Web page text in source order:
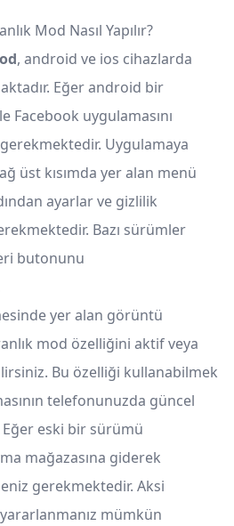
Mod Nasıl Yapılır?
, android ve ios cihazlarda
Eğer android bir
Facebook uygulamasını
Uygulamaya
üst kısımda yer alan menü
ayarlar ve gizlilik
Bazı sürümler
butonunu
yer alan görüntü
mod özelliğini aktif veya
Bu özelliği kullanabilmek
telefonunuzda güncel
eski bir sürümü
mağazasına giderek
gerekmektedir. Aksi
mümkün